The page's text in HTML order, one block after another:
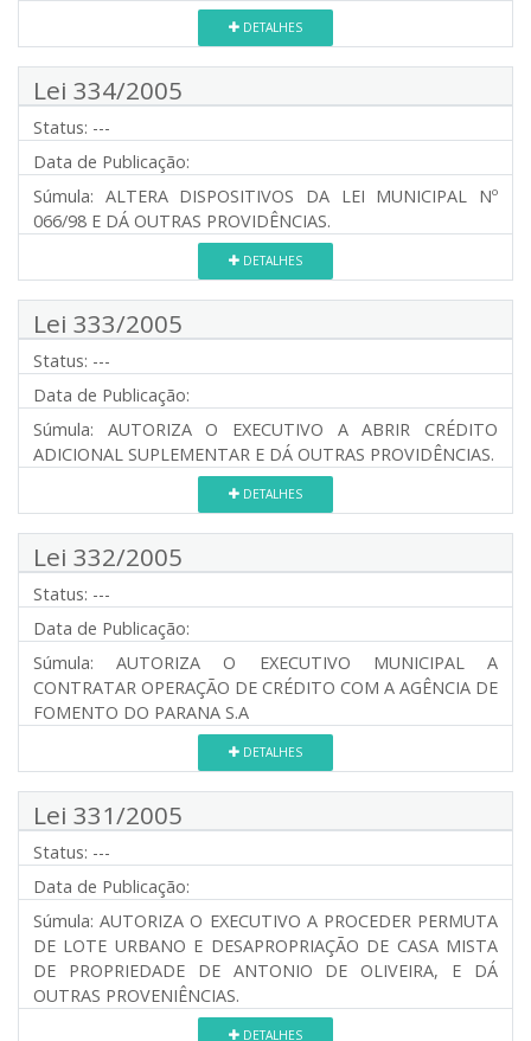
DETALHES
Lei 334/2005
Status: ---
Data de Publicação:
Súmula: ALTERA DISPOSITIVOS DA LEI MUNICIPAL Nº
066/98 E DÁ OUTRAS PROVIDÊNCIAS.
DETALHES
Lei 333/2005
Status: ---
Data de Publicação:
Súmula: AUTORIZA O EXECUTIVO A ABRIR CRÉDITO
ADICIONAL SUPLEMENTAR E DÁ OUTRAS PROVIDÊNCIAS.
DETALHES
Lei 332/2005
Status: ---
Data de Publicação:
Súmula: AUTORIZA O EXECUTIVO MUNICIPAL A
CONTRATAR OPERAÇÃO DE CRÉDITO COM A AGÊNCIA DE
FOMENTO DO PARANA S.A
DETALHES
Lei 331/2005
Status: ---
Data de Publicação:
Súmula: AUTORIZA O EXECUTIVO A PROCEDER PERMUTA
DE LOTE URBANO E DESAPROPRIAÇÃO DE CASA MISTA
DE PROPRIEDADE DE ANTONIO DE OLIVEIRA, E DÁ
OUTRAS PROVENIÊNCIAS.
DETALHES